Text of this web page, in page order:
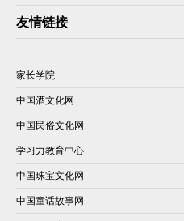
友情链接
家长学院
中国酒文化网
中国民俗文化网
学习力教育中心
中国珠宝文化网
中国童话故事网